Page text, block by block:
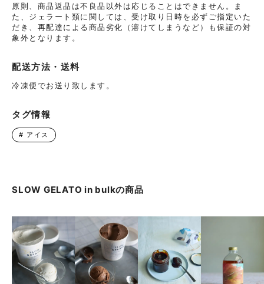
原則、商品返品は不良品以外は応じることはできません。ま
た、ジェラート類に関しては、受け取り日時を必ずご指定いた
だき、再配達による商品劣化（溶けてしまうなど）も保証の対
象外となります。
配送方法・送料
冷凍便でお送り致します。
タグ情報
# アイス
SLOW GELATO in bulkの商品